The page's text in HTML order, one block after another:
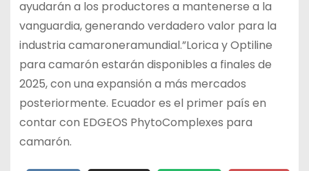
ayudarán a los productores a mantenerse a la
vanguardia, generando verdadero valor para la
industria camaroneramundial.”Lorica y Optiline
para camarón estarán disponibles a finales de
2025, con una expansión a más mercados
posteriormente. Ecuador es el primer país en
contar con EDGEOS PhytoComplexes para
camarón.